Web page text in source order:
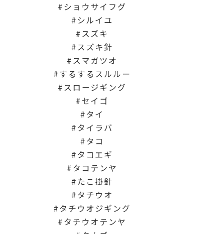
ショウサイフグ
シルイユ
スズキ
スズキ針
スマガツオ
するするスルルー
スロージギング
セイゴ
タイ
タイラバ
タコ
タコエギ
タコテンヤ
たこ掛針
タチウオ
タチウオジギング
タチウオテンヤ